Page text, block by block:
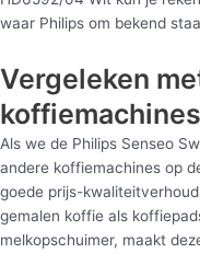
waar Philips om bekend
Vergeleken
koffiemachines
Als we de Philips Senseo
andere koffiemachines op
goede prijs-
gemalen koffie als
melkopschuimer, maakt